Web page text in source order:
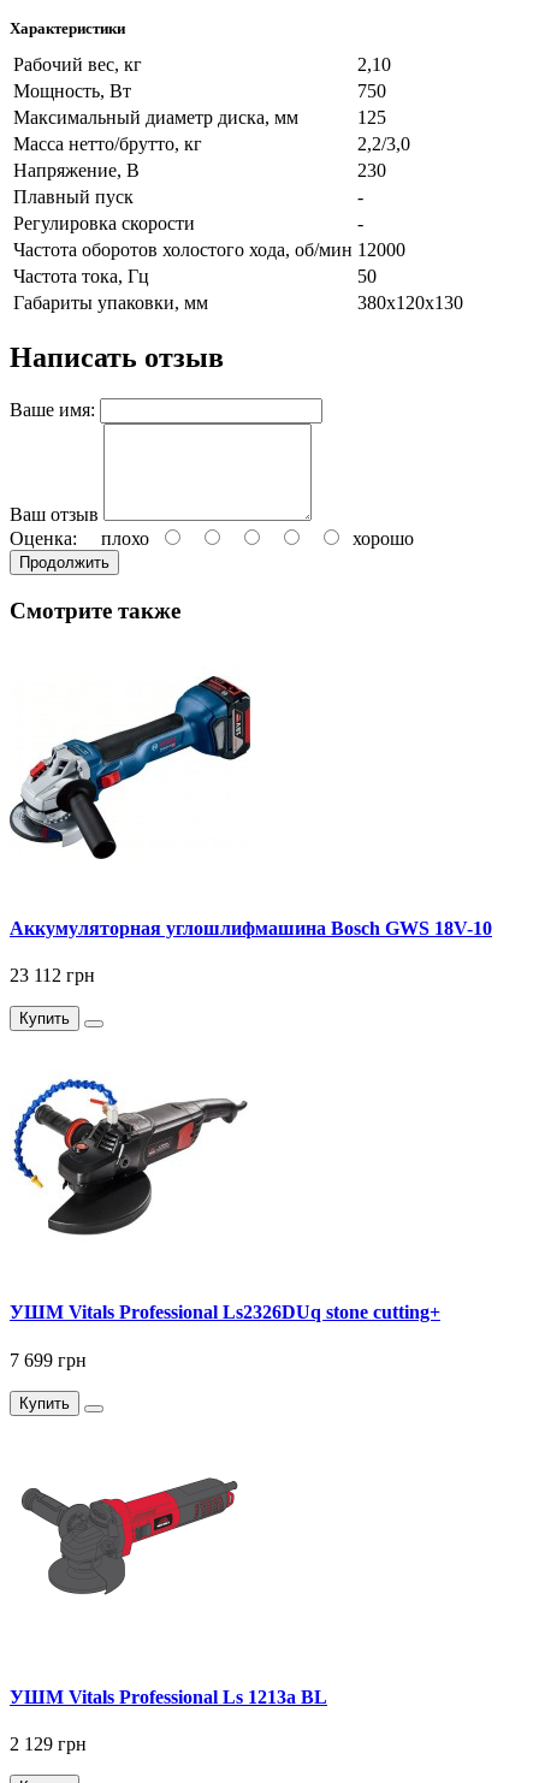
Характеристики
Рабочий вес, кг
2,10
Мощность, Вт
750
Максимальный диаметр диска, мм
125
Масса нетто/брутто, кг
2,2/3,0
Напряжение, В
230
Плавный пуск
-
Регулировка скорости
-
Частота оборотов холостого хода, об/мин 12000
Частота тока, Гц
50
Габариты упаковки, мм
380х120х130
Написать отзыв
Ваше имя:
Ваш отзыв
Оценка: плохо хорошо
Продолжить
Смотрите также
Аккумуляторная углошлифмашина Bosch GWS 18V-10
23 112 грн
Купить
УШМ Vitals Professional Ls2326DUq stone cutting+
7 699 грн
Купить
УШМ Vitals Professional Ls 1213a BL
2 129 грн